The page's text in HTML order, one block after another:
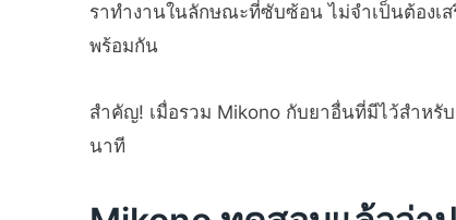
ราทำงานในลักษณะที่ซับซ้อน ไม่จำเป็นต้องเส
พร้อมกัน
สำคัญ! เมื่อรวม Mikono กับยาอื่นที่มีไว้สำหรั
นาที